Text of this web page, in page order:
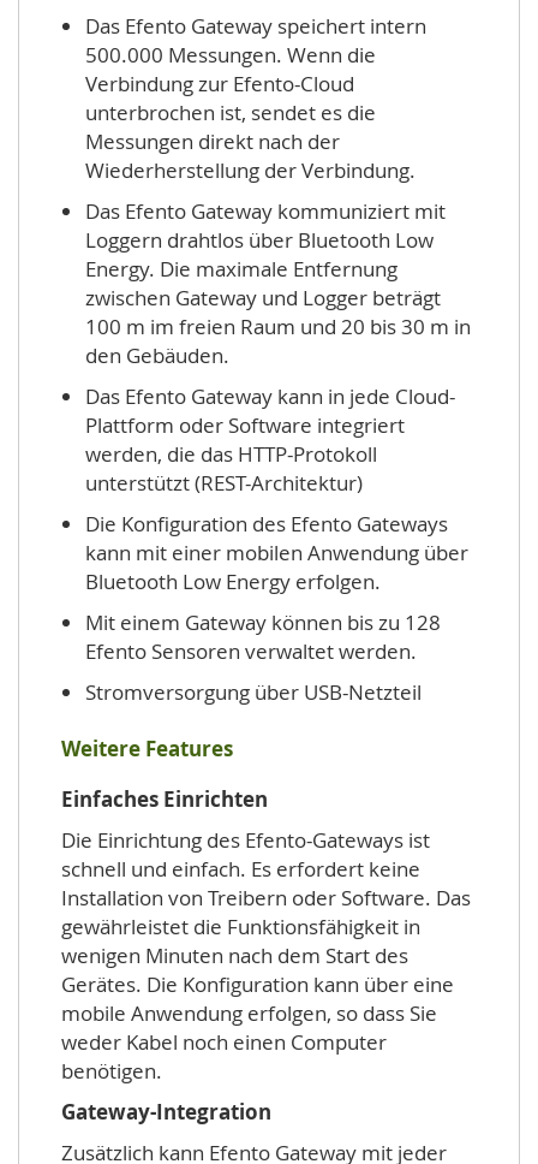
Das Efento Gateway speichert intern
500.000 Messungen. Wenn die
Verbindung zur Efento-Cloud
unterbrochen ist, sendet es die
Messungen direkt nach der
Wiederherstellung der Verbindung.
Das Efento Gateway kommuniziert mit
Loggern drahtlos über Bluetooth Low
Energy. Die maximale Entfernung
zwischen Gateway und Logger beträgt
100 m im freien Raum und 20 bis 30 m in
den Gebäuden.
Das Efento Gateway kann in jede Cloud-
Plattform oder Software integriert
werden, die das HTTP-Protokoll
unterstützt (REST-Architektur)
Die Konfiguration des Efento Gateways
kann mit einer mobilen Anwendung über
Bluetooth Low Energy erfolgen.
Mit einem Gateway können bis zu 128
Efento Sensoren verwaltet werden.
Stromversorgung über USB-Netzteil
Weitere Features
Einfaches Einrichten
Die Einrichtung des Efento-Gateways ist
schnell und einfach. Es erfordert keine
Installation von Treibern oder Software. Das
gewährleistet die Funktionsfähigkeit in
wenigen Minuten nach dem Start des
Gerätes. Die Konfiguration kann über eine
mobile Anwendung erfolgen, so dass Sie
weder Kabel noch einen Computer
benötigen.
Gateway-Integration
Zusätzlich kann Efento Gateway mit jeder